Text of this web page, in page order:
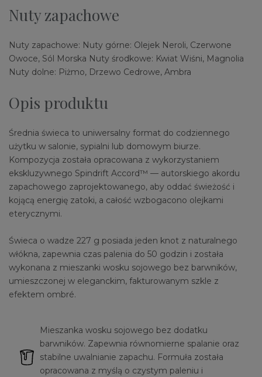
Nuty zapachowe
Nuty zapachowe: Nuty górne: Olejek Neroli, Czerwone
Owoce, Sól Morska Nuty środkowe: Kwiat Wiśni, Magnolia
Nuty dolne: Piżmo, Drzewo Cedrowe, Ambra
Opis produktu
Średnia świeca to uniwersalny format do codziennego
użytku w salonie, sypialni lub domowym biurze.
Kompozycja została opracowana z wykorzystaniem
ekskluzywnego Spindrift Accord™ — autorskiego akordu
zapachowego zaprojektowanego, aby oddać świeżość i
kojącą energię zatoki, a całość wzbogacono olejkami
eterycznymi.
Świeca o wadze 227 g posiada jeden knot z naturalnego
włókna, zapewnia czas palenia do 50 godzin i została
wykonana z mieszanki wosku sojowego bez barwników,
umieszczonej w eleganckim, fakturowanym szkle z
efektem ombré.
Mieszanka wosku sojowego bez dodatku
barwników. Zapewnia równomierne spalanie oraz
stabilne uwalnianie zapachu. Formuła została
opracowana z myślą o czystym paleniu i